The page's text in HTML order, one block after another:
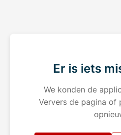
Er is iets
We konden de
Ververs de pagina of